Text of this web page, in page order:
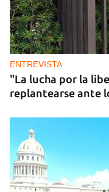
ENTREVISTA
"La lucha por la
replantearse ante